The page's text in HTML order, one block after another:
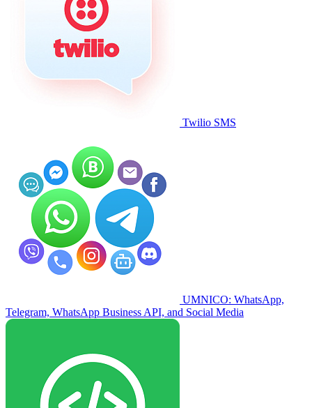
Twilio SMS
UMNICO: WhatsApp,
Telegram, WhatsApp Business API, and Social Media